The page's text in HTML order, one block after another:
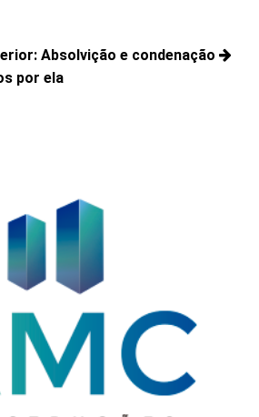
Posts
Absolvição e condenação
por ela